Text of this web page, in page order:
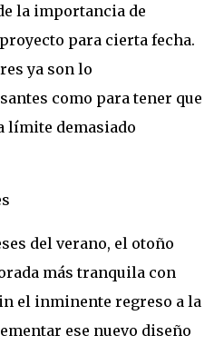
la importancia de
para cierta fecha.
ya son lo
como para tener que
límite demasiado
del verano, el otoño
más tranquila con
el inminente regreso a la
ese nuevo diseño